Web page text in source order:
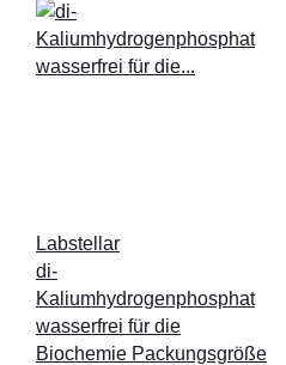
Labstellar
di-
Kaliumhydrogenphosphat
wasserfrei für die
Biochemie Packungsgröße